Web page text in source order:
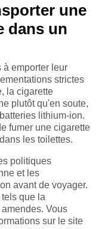
une
dans un
à emporter leur
strictes
la cigarette
plutôt qu'en soute,
lithium-ion.
fumer une cigarette
les toilettes.
politiques
et les
avant de voyager.
que la
Vous
sur le site